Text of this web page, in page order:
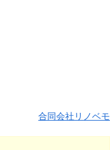
合同会社リノベモ